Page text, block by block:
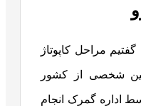
مراحل کاپوتاژ
شخصی از کشور
اداره گمرک انجام